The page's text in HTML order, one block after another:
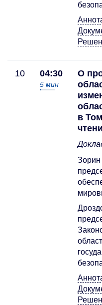
10 04:30
5 мин
О
в
Зорин